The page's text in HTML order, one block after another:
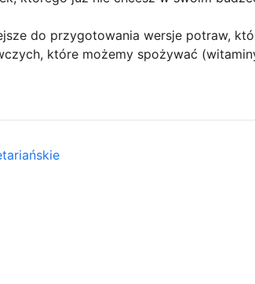
do przygotowania wersje potraw,
które możemy spożywać